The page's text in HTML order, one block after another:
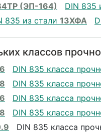
(ЭП-164) DIN 835
835 из стали 13ХФА
классов
DIN 835 класса
DIN 835 класса
DIN 835 класса
DIN 835 класса
DIN 835 класса